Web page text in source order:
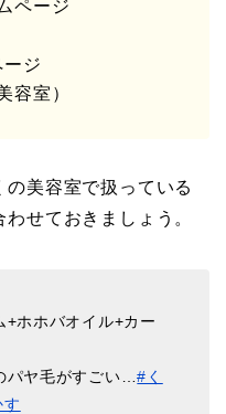
ページ
ジ
容室）
美容室で扱っている
せておきましょう。
+ホホバオイル+カー
パヤ毛がすごい…#く